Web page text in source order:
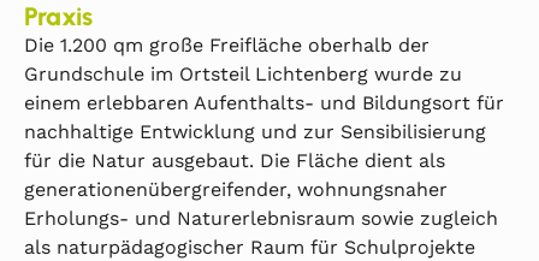
Praxis
Die 1.200 qm große Freifläche oberhalb der
Grundschule im Ortsteil Lichtenberg wurde zu
einem erlebbaren Aufenthalts- und Bildungsort für
nachhaltige Entwicklung und zur Sensibilisierung
für die Natur ausgebaut. Die Fläche dient als
generationenübergreifender, wohnungsnaher
Erholungs- und Naturerlebnisraum sowie zugleich
als naturpädagogischer Raum für Schulprojekte